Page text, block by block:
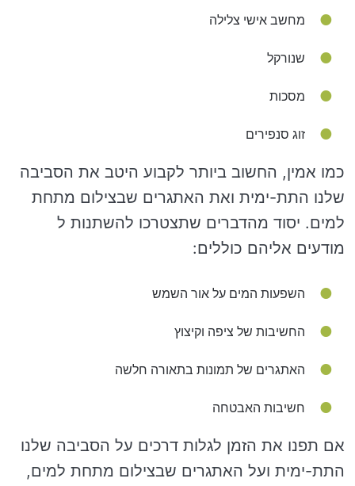
מחשב אישי צלילה
שנורקל
מסכות
זוג סנפירים
כמו אמין, החשוב ביותר לקבוע היטב את הסביבה
שלנו התת-ימית ואת האתגרים שבצילום מתחת
למים. יסוד מהדברים שתצטרכו להשתנות ל
מודעים אליהם כוללים:
השפעות המים על אור השמש
החשיבות של ציפה וקיצוץ
האתגרים של תמונות בתאורה חלשה
חשיבות האבטחה
אם תפנו את הזמן לגלות דרכים על הסביבה שלנו
התת-ימית ועל האתגרים שבצילום מתחת למים,